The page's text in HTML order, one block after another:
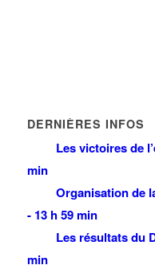
DERNIÈRES INFOS
Les victoires de
min
Organisation de
- 13 h 59 min
Les résultats du
min